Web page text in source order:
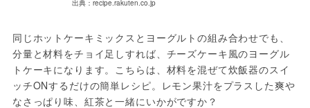
出典：recipe.rakuten.co.jp
同じホットケーキミックスとヨーグルトの組み合わせでも、
分量と材料をチョイ足しすれば、チーズケーキ風のヨーグル
トケーキになります。こちらは、材料を混ぜて炊飯器のスイ
ッチONするだけの簡単レシピ。レモン果汁をプラスした爽や
なさっぱり味、紅茶と一緒にいかがですか？